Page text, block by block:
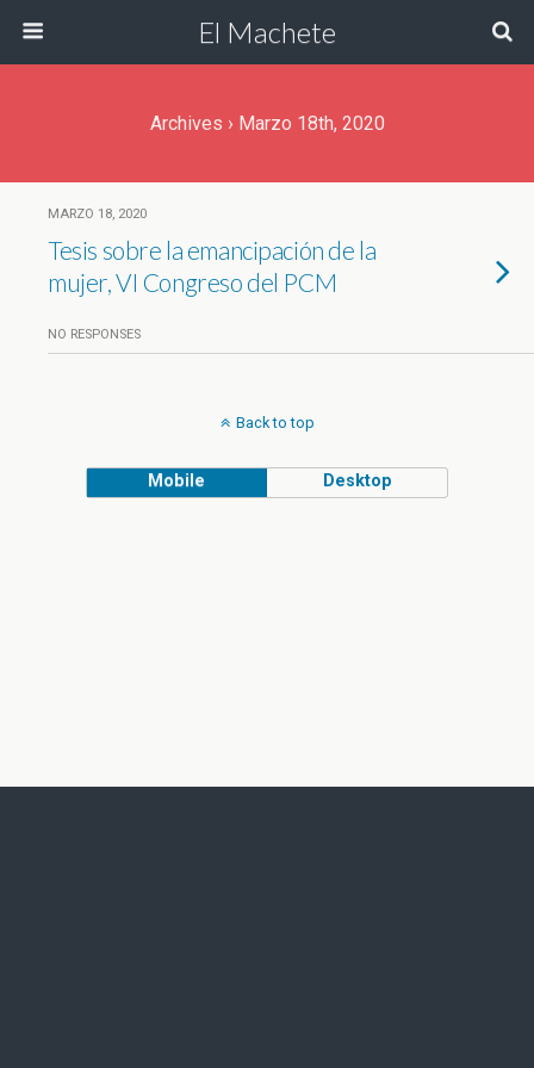
El Machete
Archives › Marzo 18th, 2020
MARZO 18, 2020
Tesis sobre la emancipación de la
mujer, VI Congreso del PCM
NO RESPONSES
Back to top
Mobile Desktop